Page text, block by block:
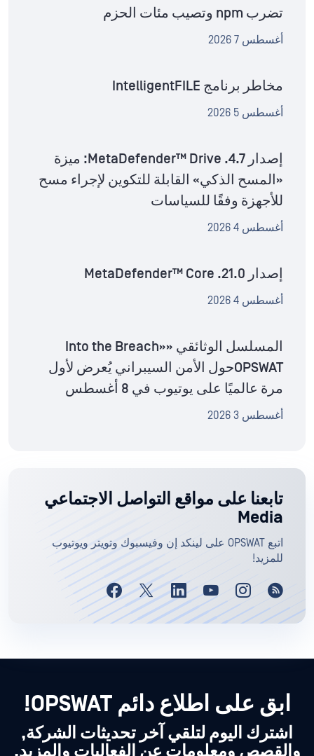
تضرب npm وتصيب مئات الحزم
أغسطس 7 2026
مخاطر برنامج IntelligentFILE
أغسطس 5 2026
إصدار MetaDefender™ Drive .4.7: ميزة
«المسح الذكي» القابلة للتكوين لإجراء مسح
للأجهزة وفقًا للسياسات
أغسطس 4 2026
إصدار MetaDefender™ Core .21.0
أغسطس 4 2026
المسلسل الوثائقي «Into the Breach»
OPSWATحول الأمن السيبراني يُعرض لأول
مرة عالميًا على يوتيوب في 8 أغسطس
أغسطس 3 2026
تابعنا على مواقع التواصل الاجتماعي
Media
اتبع OPSWAT على لينكد إن وفيسبوك وتويتر ويوتيوب
للمزيد!
ابق على اطلاع دائم OPSWAT!
اشترك اليوم لتلقي آخر تحديثات الشركة,
والقصص ومعلومات عن الفعاليات والمزيد.